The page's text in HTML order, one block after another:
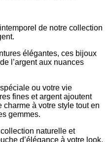
de notre collection
élégantes, ces bijoux
l’argent aux nuances
ou votre vie
fines et argent ajoutent
charme à votre style tout en
gemmes.
naturelle et
d’élégance à votre look.